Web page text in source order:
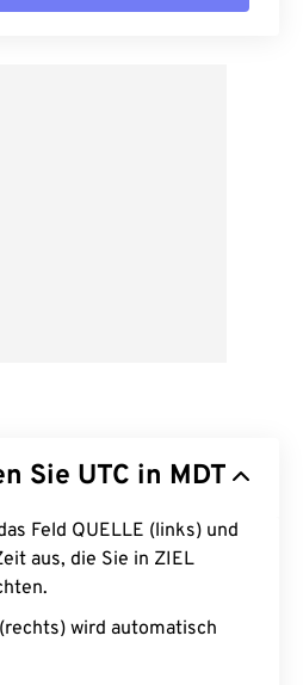
Sie UTC in MDT
Feld QUELLE (links) und
aus, die Sie in ZIEL
wird automatisch